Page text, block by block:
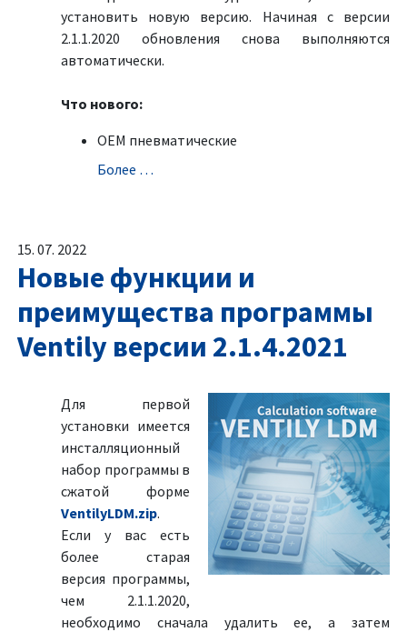
установить новую версию. Начиная с версии
2.1.1.2020 обновления снова выполняются
автоматически.
Что нового:
OEM пневматические
Болeе …
15. 07. 2022
Новые функции и
преимущества программы
Ventily версии 2.1.4.2021
Для первой
установки имеется
инсталляционный
набор программы в
сжатой форме
VentilyLDM.zip.
Если у вас есть
более старая
версия программы,
чем 2.1.1.2020,
необходимо сначала удалить ее, а затем